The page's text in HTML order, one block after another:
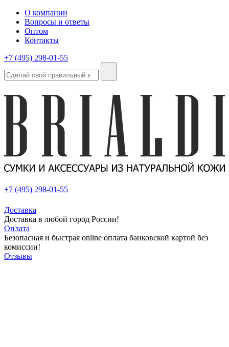
О компании
Вопросы и ответы
Оптом
Контакты
+7 (495) 298-01-55
+7 (495) 298-01-55
Доставка
Доставка в любой город России!
Оплата
Безопасная и быстрая online оплата банковской картой без
комиссии!
Отзывы